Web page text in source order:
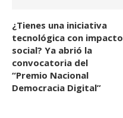
¿Tienes una iniciativa
tecnológica con impacto
social? Ya abrió la
convocatoria del
“Premio Nacional
Democracia Digital”